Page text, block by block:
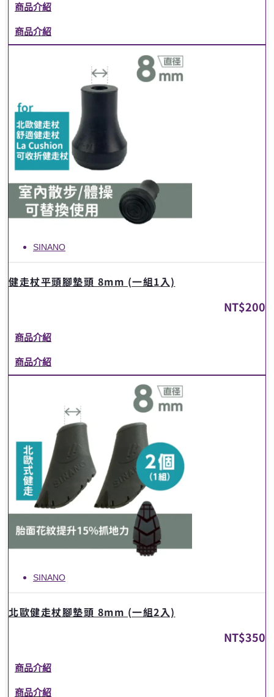
商品介紹
商品介紹
SINANO
健走杖平頭腳墊頭 8mm (一組1入)
NT$200
商品介紹
商品介紹
SINANO
北歐健走杖腳墊頭 8mm (一組2入)
NT$350
商品介紹
商品介紹